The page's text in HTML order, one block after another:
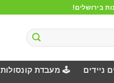
בירושלים!
ניידים 🕹️ מעבדת קונסולות